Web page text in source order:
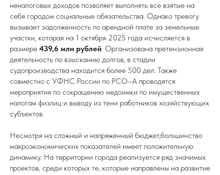
неналоговых доходов позволяет выполнять все взятые на
себя городом социальные обязательства. Однако тревогу
вызывает задолженность по арендной плате за земельные
участки, которая на 1 октября 2025 года исчисляется в
размере 439,6 млн рублей. Организована претензионная
деятельность по взысканию долгов, в стадии
судопроизводства находится более 500 дел. Также
совместно с УФНС России по РСО–А проводятся
мероприятия по сокращению недоимки по имущественных
налогам физлиц и выводу из тени работников хозяйствующих
субъектов.
Несмотря на сложный и напряженный бюджет,большинство
макроэкономических показателей имеет положительную
динамику. На территории города реализуется ряд значимых
проектов, среди которых те, которые направлены на развитие